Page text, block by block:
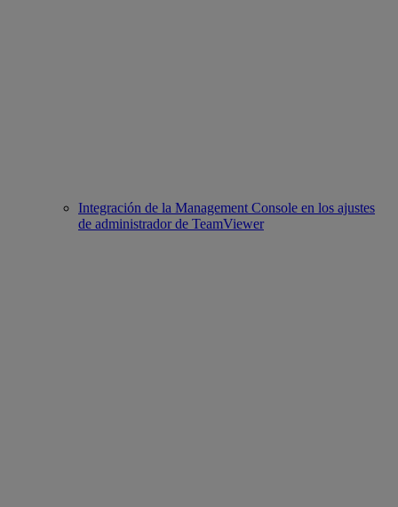
Integración de la Management Console en los ajustes
de administrador de TeamViewer